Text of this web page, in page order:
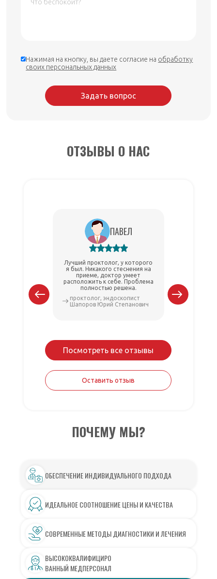
Нажимая на кнопку, вы даете согласие на обработку
своих персональных данных
Задать вопрос
ОТЗЫВЫ О НАС
ПАВЕЛ
Лучший проктолог, у которого
я был. Никакого стеснения на
приеме, доктор умеет
расположить к себе. Проблема
полностью решена.
проктолог, эндоскопист
Шапоров Юрий Степанович
Посмотреть все отзывы
Оставить отзыв
ПОЧЕМУ МЫ?
ОБЕСПЕЧЕНИЕ ИНДИВИДУАЛЬНОГО ПОДХОДА
ИДЕАЛЬНОЕ СООТНОШЕНИЕ ЦЕНЫ И КАЧЕСТВА
СОВРЕМЕННЫЕ МЕТОДЫ ДИАГНОСТИКИ И ЛЕЧЕНИЯ
ВЫСОКОКВАЛИФИЦИРО
ВАННЫЙ МЕДПЕРСОНАЛ